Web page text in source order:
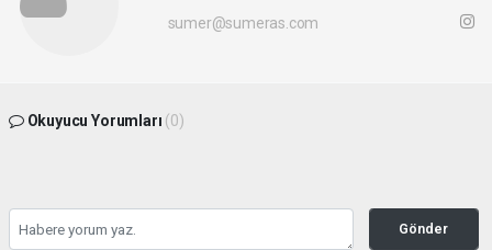
sumer@sumeras.com
Okuyucu Yorumları (0)
Gönder